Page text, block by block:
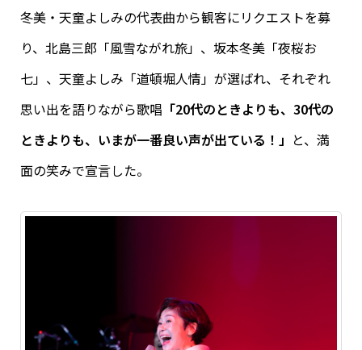
冬美・天童よしみの代表曲から観客にリクエストを募
り、北島三郎「風雪ながれ旅」、坂本冬美「夜桜お
七」、天童よしみ「道頓堀人情」が選ばれ、それぞれ
思い出を語りながら歌唱 「20代のときよりも、30代の
ときよりも、いまが一番良い声が出ている！」 と、満
面の笑みで宣言した。